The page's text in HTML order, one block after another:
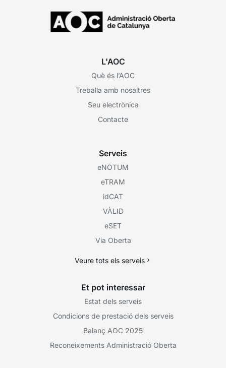
L'AOC
Què és l’AOC
Treballa amb nosaltres
Seu electrònica
Contacte
Serveis
eNOTUM
eTRAM
idCAT
VÀLID
eSET
Via Oberta
Veure tots els serveis
Et pot interessar
Estat dels serveis
Condicions de prestació dels serveis
Balanç AOC 2025
Reconeixements Administració Oberta